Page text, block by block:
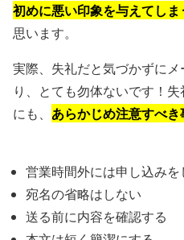
初めに悪い印象を与えてし
思います。
実際、失礼だと気づかずに
り、とても勿体ないです！
にも、 あらかじめ注意すべき
営業時間外には申し込みを
宛名の省略はしない
送る前に内容を確認する